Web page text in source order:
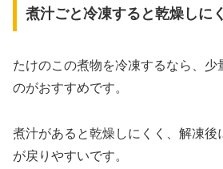
煮汁ごと冷凍すると乾燥しに
たけのこの煮物を冷凍するなら、少
のがおすすめです。
煮汁があると乾燥しにくく、解凍後
が戻りやすいです。